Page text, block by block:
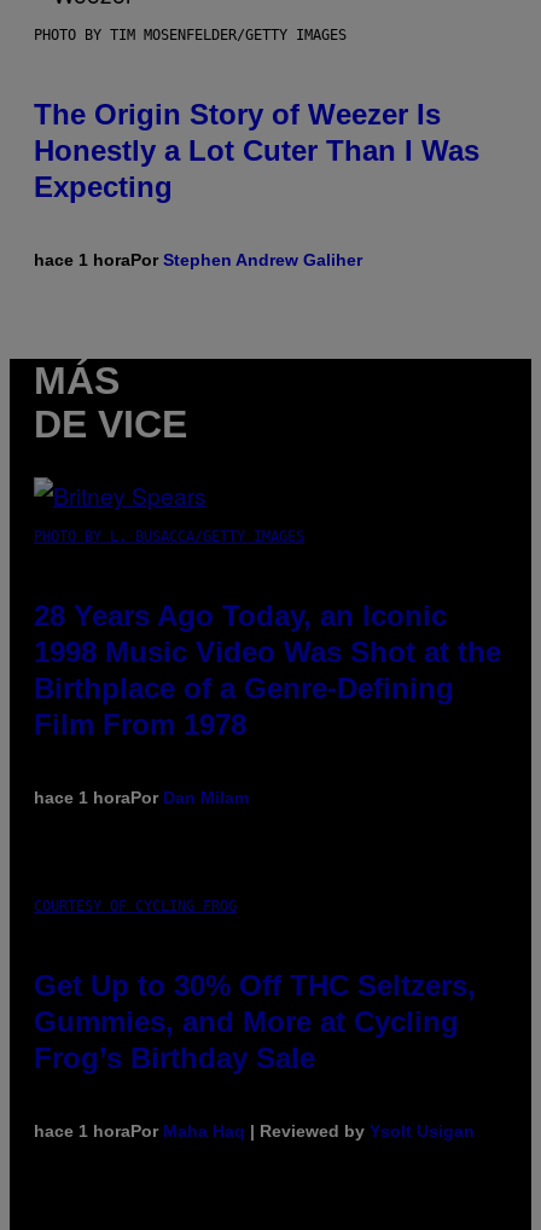
PHOTO BY TIM MOSENFELDER/GETTY IMAGES
The Origin Story of Weezer Is
Honestly a Lot Cuter Than I Was
Expecting
hace 1 horaPorStephen Andrew Galiher
MÁS
DE VICE
PHOTO BY L. BUSACCA/GETTY IMAGES
28 Years Ago Today, an Iconic
1998 Music Video Was Shot at the
Birthplace of a Genre-Defining
Film From 1978
hace 1 horaPor Dan Milam
COURTESY OF CYCLING FROG
Get Up to 30% Off THC Seltzers,
Gummies, and More at Cycling
Frog’s Birthday Sale
hace 1 horaPor Maha Haq | Reviewed by Ysolt Usigan